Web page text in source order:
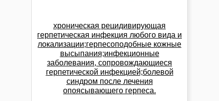
хроническая рецидивирующая
герпетическая инфекция любого вида и
локализации;герпесоподобные кожные
высыпания;инфекционные
заболевания, сопровождающиеся
герпетической инфекцией;болевой
синдром после лечения
опоясывающего герпеса.